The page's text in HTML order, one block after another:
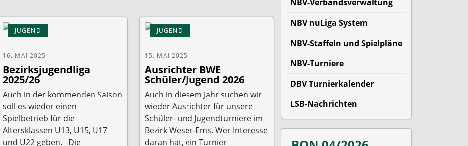
JUGEND
16. MAI 2025
Bezirksjugendliga
2025/26
Auch in der kommenden Saison
soll es wieder einen
Spielbetrieb für die
Altersklassen U13, U15, U17
und U22 geben. Die
JUGEND
15. MAI 2025
Ausrichter BWE
Schüler/Jugend 2026
Auch in diesem Jahr suchen wir
wieder Ausrichter für unsere
Schüler- und Jugendturniere im
Bezirk Weser-Ems. Wer Interesse
daran hat, ein Turnier
NBV-Verbandsverwaltung
NBV nuLiga System
NBV-Staffeln und Spielpläne
NBV-Turniere
DBV Turnierkalender
LSB-Nachrichten